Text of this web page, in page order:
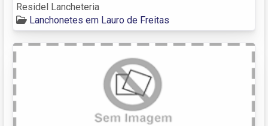
Residel Lancheteria
Lanchonetes em Lauro de Freitas